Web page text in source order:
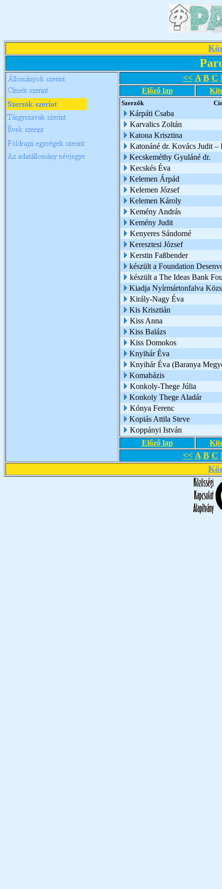
<< A B C
Előző lap
Szerzők
Kárpáti Csaba
Karvalics Zoltán
Katona Krisztina
Katonáné dr. Kovács Judit
Kecskeméthy Gyuláné dr.
Kecskés Éva
Kelemen Árpád
Kelemen József
Kelemen Károly
Kemény András
Kemény Judit
Kenyeres Sándorné
Keresztesi József
Kerstin Faßbender
készült a Foundation
készült a The Ideas Bank
Kiadja Nyírmártonfalva
Király-Nagy Éva
Kis Krisztián
Kiss Anna
Kiss Balázs
Kiss Domokos
Knyihár Éva
Knyihár Éva (Baranya
Komabázis
Konkoly-Thege Júlia
Konkoly Thege Aladár
Kónya Ferenc
Kopiás Attila Steve
Koppányi István
Előző lap
<< A B C